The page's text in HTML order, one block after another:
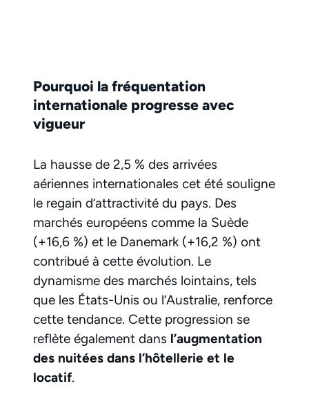
Pourquoi la fréquentation
internationale progresse avec
vigueur
La hausse de 2,5 % des arrivées
aériennes internationales cet été souligne
le regain d’attractivité du pays. Des
marchés européens comme la Suède
(+16,6 %) et le Danemark (+16,2 %) ont
contribué à cette évolution. Le
dynamisme des marchés lointains, tels
que les États-Unis ou l’Australie, renforce
cette tendance. Cette progression se
reflète également dans l’augmentation
des nuitées dans l’hôtellerie et le
locatif.